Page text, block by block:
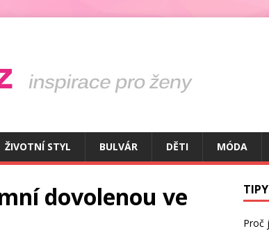
ŽIVOTNÍ STYL BULVÁR DĚTI MÓDA
dovolenou ve
Proč